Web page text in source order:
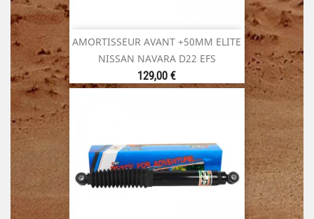
AMORTISSEUR AVANT +50MM ELITE
NISSAN NAVARA D22 EFS
Prix
129,00 €